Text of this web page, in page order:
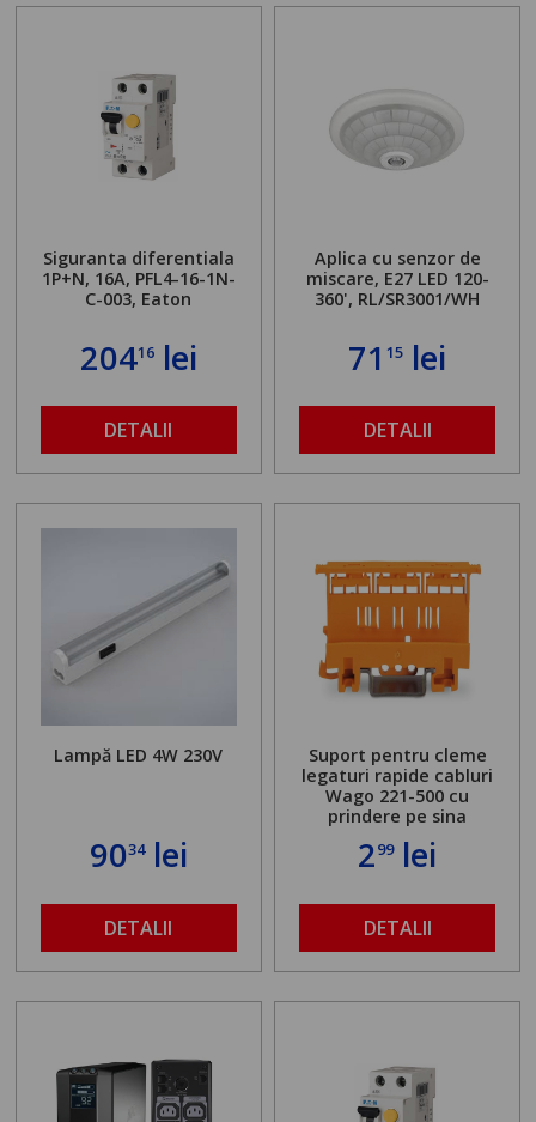
Siguranta diferentiala
1P+N, 16A, PFL4-16-1N-
C-003, Eaton
20416lei
DETALII
Aplica cu senzor de
miscare, E27 LED 120-
360', RL/SR3001/WH
7115 lei
DETALII
Lampă LED 4W 230V
9034lei
DETALII
Suport pentru cleme
legaturi rapide cabluri
Wago 221-500 cu
prindere pe sina
299lei
DETALII